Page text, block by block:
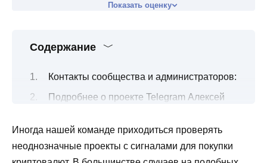
Показать оценку
Содержание
Контакты сообщества и администраторов:
Подробнее о проекте Telegram Алексей
Все о торговых сигналах от трейдера
Канал Telegram Алексей Антипов | Крипто-
Иногда нашей команде приходиться проверять
неоднозначные проекты с сигналами для покупки